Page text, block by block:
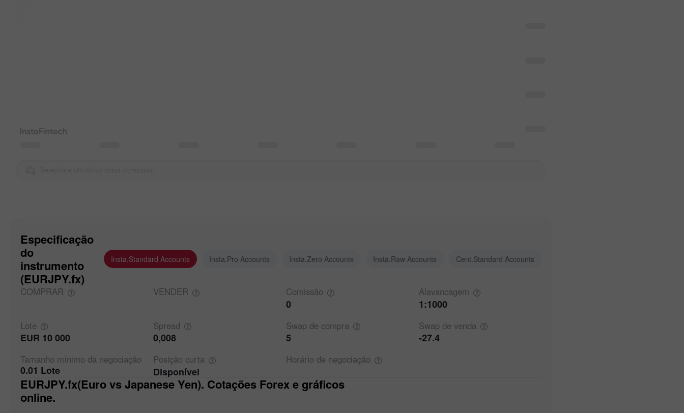
Especificação
do
instrumento
(EURJPY.fx)
Insta.Standard Accounts Insta.Pro Accounts Insta.Zero Accounts Insta.Raw Accounts Cent.Standard Accounts
COMPRAR VENDER Comissão
0
Alavancagem
1:1000
Lote
EUR 10 000
Spread
0,008
Swap de compra
5
Swap de venda
-27.4
Tamanho mínimo da negociação
0.01 Lote
Posição curta
Disponível
Horário de negociação
EURJPY.fx(Euro vs Japanese Yen). Cotações Forex e gráficos
online.